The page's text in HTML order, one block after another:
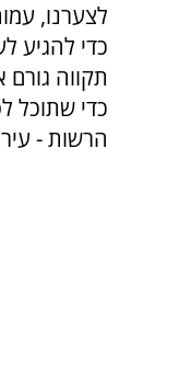
לצערנו,
כדי להגיע
תקווה
כדי שתוכל
הרשות -